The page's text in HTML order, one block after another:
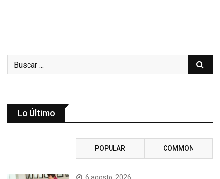
Lo Último
POPULAR COMMON
6 agosto, 2026